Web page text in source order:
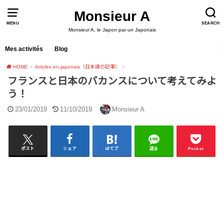
MENU SEARCH
Monsieur A
Monsieur A, le Japon par un Japonais
Mes activités Blog
HOME Articles en japonais（日本語の記事）
フランスと日本のバカンスについて考えてみよ
う！
23/01/2019 11/10/2019 Monsieur A
ポスト シェア はてブ 送る Pocket